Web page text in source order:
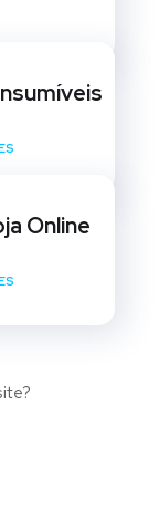
Online